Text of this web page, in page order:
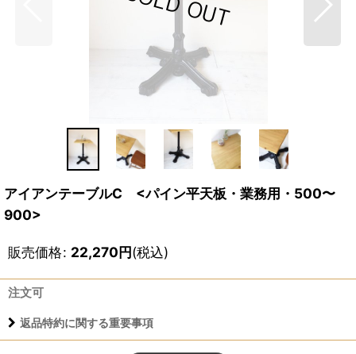
アイアンテーブルC <パイン平天板・業務用・500〜
900>
販売価格: 22,270円(税込)
注文可
返品特約に関する重要事項